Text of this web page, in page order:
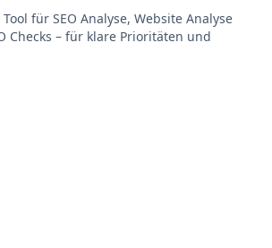
für SEO Analyse, Website Analyse
Checks – für klare Prioritäten und